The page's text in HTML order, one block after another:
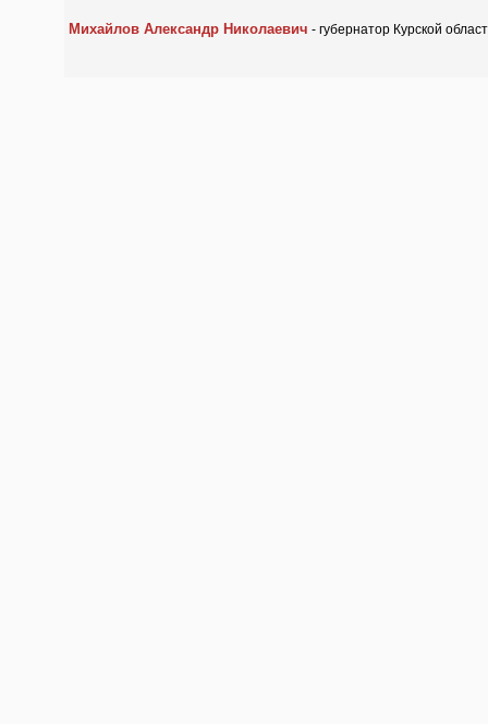
Михайлов Александр Николаевич - губернатор Курской